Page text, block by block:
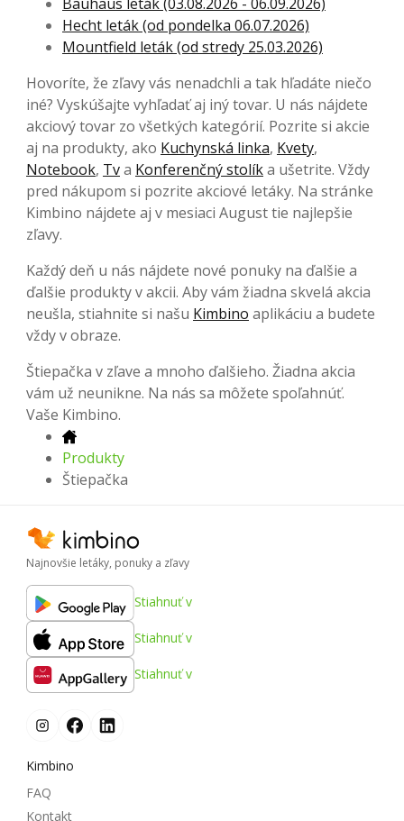
Hecht leták (od pondelka 06.07.2026)
Mountfield leták (od stredy 25.03.2026)
Hovoríte, že zľavy vás nenadchli a tak hľadáte niečo
iné? Vyskúšajte vyhľadať aj iný tovar. U nás nájdete
akciový tovar zo všetkých kategórií. Pozrite si akcie
aj na produkty, ako Kuchynská linka, Kvety,
Notebook, Tva Konferenčný stolíka ušetrite. Vždy
pred nákupom si pozrite akciové letáky. Na stránke
Kimbino nájdete aj v mesiaci August tie najlepšie
zľavy.
Každý deň u nás nájdete nové ponuky na ďalšie a
ďalšie produkty v akcii. Aby vám žiadna skvelá akcia
neušla, stiahnite si našu Kimbino aplikáciu a budete
vždy v obraze.
Štiepačka v zľave a mnoho ďalšieho. Žiadna akcia
vám už neunikne. Na nás sa môžete spoľahnúť.
Vaše Kimbino.
Produkty
Štiepačka
Najnovšie letáky, ponuky a zľavy
Stiahnuť v
Stiahnuť v
Stiahnuť v
Kimbino
FAQ
Kontakt